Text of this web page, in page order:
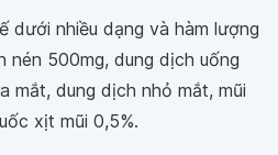
dưới nhiều dạng và hàm lượng
nén 500mg, dung dịch uống
mắt, dung dịch nhỏ mắt, mũi
xịt mũi 0,5%.